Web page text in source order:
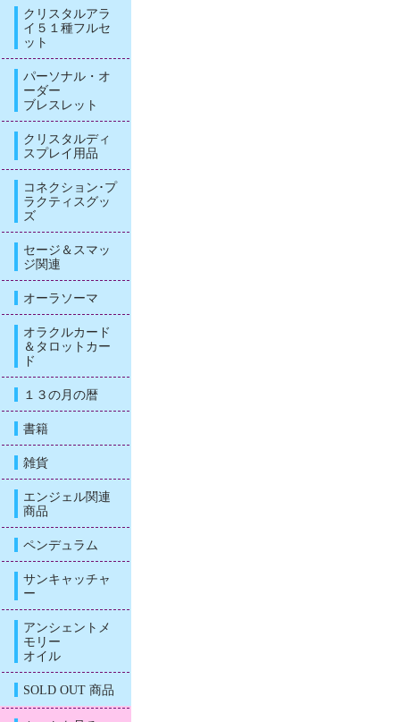
クリスタルアラ
イ５１種フルセ
ット
パーソナル・オ
ーダー
ブレスレット
クリスタルディ
スプレイ用品
コネクション･プ
ラクティスグッ
ズ
セージ＆スマッ
ジ関連
オーラソーマ
オラクルカード
＆タロットカー
ド
１３の月の暦
書籍
雑貨
エンジェル関連
商品
ペンデュラム
サンキャッチャ
ー
アンシェントメ
モリー
オイル
SOLD OUT 商品